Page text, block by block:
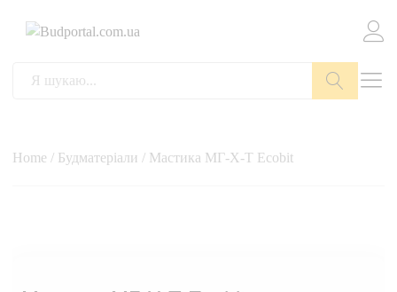
Home / Будматеріали / Мастика МГ-Х-Т Ecobit